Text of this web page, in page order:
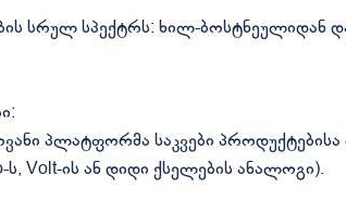
სრულ სპექტრს: ხილ-ბოსტნეულიდან
პლატფორმა საკვები
ს, Volt-ის ან დიდი ქსელების ანალოგი).